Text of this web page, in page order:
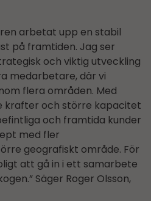
arbetat upp en stabil
på framtiden. Jag ser
och viktig utveckling
medarbetare, där vi
flera områden. Med
krafter och större kapacitet
och framtida kunder
med fler
geografiskt område. För
att gå in i ett samarbete
Säger Roger Olsson,